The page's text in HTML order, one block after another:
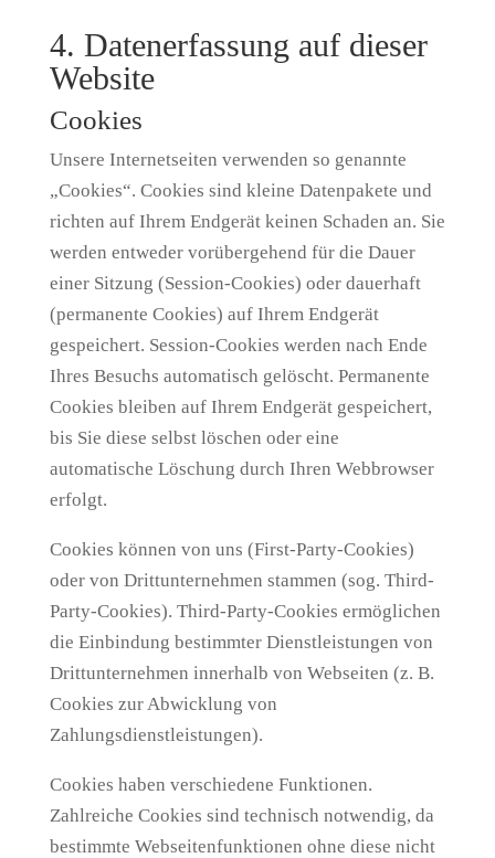
4. Datenerfassung auf dieser
Website
Cookies
Unsere Internetseiten verwenden so genannte
„Cookies“. Cookies sind kleine Datenpakete und
richten auf Ihrem Endgerät keinen Schaden an. Sie
werden entweder vorübergehend für die Dauer
einer Sitzung (Session-Cookies) oder dauerhaft
(permanente Cookies) auf Ihrem Endgerät
gespeichert. Session-Cookies werden nach Ende
Ihres Besuchs automatisch gelöscht. Permanente
Cookies bleiben auf Ihrem Endgerät gespeichert,
bis Sie diese selbst löschen oder eine
automatische Löschung durch Ihren Webbrowser
erfolgt.
Cookies können von uns (First-Party-Cookies)
oder von Drittunternehmen stammen (sog. Third-
Party-Cookies). Third-Party-Cookies ermöglichen
die Einbindung bestimmter Dienstleistungen von
Drittunternehmen innerhalb von Webseiten (z. B.
Cookies zur Abwicklung von
Zahlungsdienstleistungen).
Cookies haben verschiedene Funktionen.
Zahlreiche Cookies sind technisch notwendig, da
bestimmte Webseitenfunktionen ohne diese nicht